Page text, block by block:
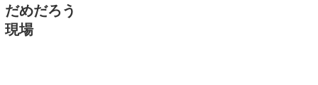
だめだろう
現場